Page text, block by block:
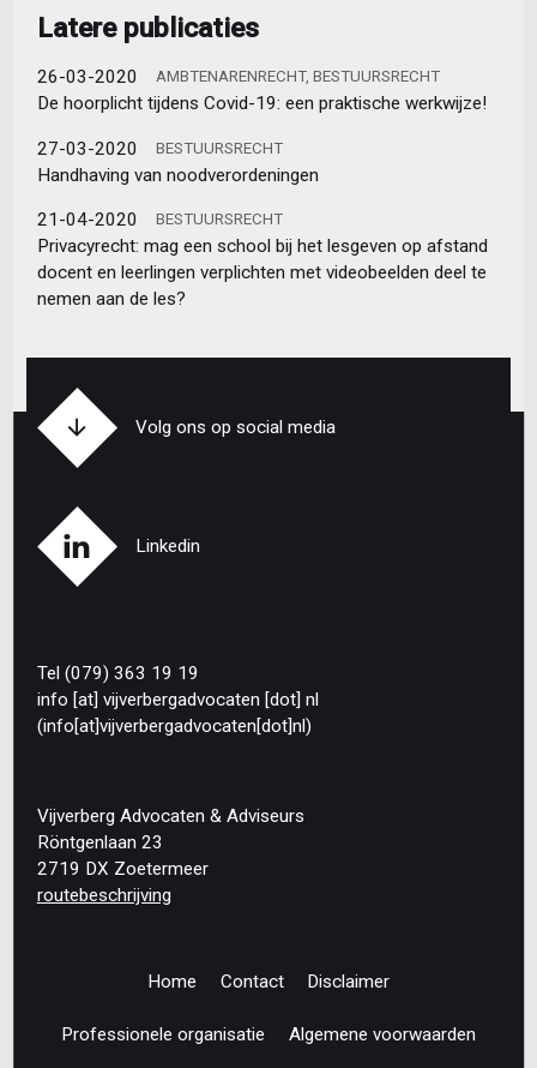
Latere publicaties
26-03-2020 AMBTENARENRECHT, BESTUURSRECHT
De hoorplicht tijdens Covid-19: een praktische werkwijze!
27-03-2020 BESTUURSRECHT
Handhaving van noodverordeningen
21-04-2020 BESTUURSRECHT
Privacyrecht: mag een school bij het lesgeven op afstand
docent en leerlingen verplichten met videobeelden deel te
nemen aan de les?
Volg ons op social media
Linkedin
Tel (079) 363 19 19
info [at] vijverbergadvocaten [dot] nl
(info[at]vijverbergadvocaten[dot]nl)
Vijverberg Advocaten & Adviseurs
Röntgenlaan 23
2719 DX Zoetermeer
routebeschrijving
Home Contact Disclaimer
Professionele organisatie Algemene voorwaarden